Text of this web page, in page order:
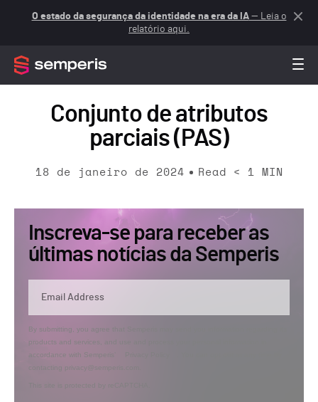
O estado da segurança da identidade na era da IA— Leia o
relatório aqui.
Conjunto de atributos
parciais (PAS)
18 de janeiro de 2024 Read < 1 MIN
Inscreva-se para receber as
últimas notícias da Semperis
By submitting, you agree that Semperis may send you information regarding its
products and services, and use and process your personal information in
accordance with Semperis’
contacting privacy@semperis.com.
This site is protected by reCAPTCHA.